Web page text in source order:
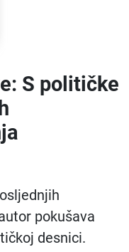
S političke
pokušava
desnici.